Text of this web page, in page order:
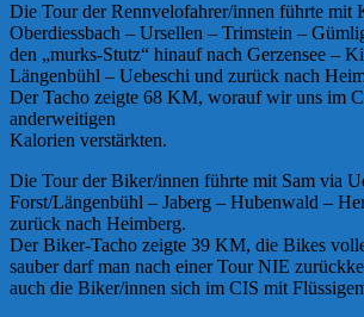
Die Tour der Rennvelofahrer/innen führte mit
Oberdiessbach – Ursellen – Trimstein –
den „murks-Stutz“ hinauf nach Gerzensee –
Längenbühl – Uebeschi und zurück nach
Der Tacho zeigte 68 KM, worauf wir uns im
anderweitigen
Kalorien verstärkten.
Die Tour der Biker/innen führte mit Sam via
Forst/Längenbühl – Jaberg – Hubenwald –
zurück nach Heimberg.
Der Biker-Tacho zeigte 39 KM, die Bikes
sauber darf man nach einer Tour NIE
auch die Biker/innen sich im CIS mit